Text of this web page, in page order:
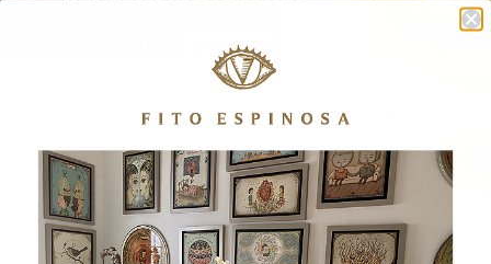
Beneficios Exclusivos